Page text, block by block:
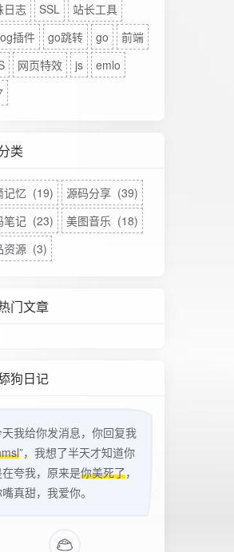
日志
SSL
站长工具
插件
go跳转 go
前端
网页特效 js
emlo
类
记忆 (19)
源码分享 (39)
笔记 (23)
美图音乐 (18)
资源 (3)
门文章
狗日记
天我给你发消息，你回复我
”，我想了半天才知道你
夸我，原来是你美死了，
真甜，我爱你。